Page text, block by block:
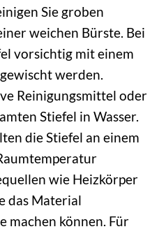
Sie groben
weichen Bürste. Bei
vorsichtig mit einem
werden.
Reinigungsmittel oder
Stiefel in Wasser.
die Stiefel an einem
wie Heizkörper
das Material
machen können. Für